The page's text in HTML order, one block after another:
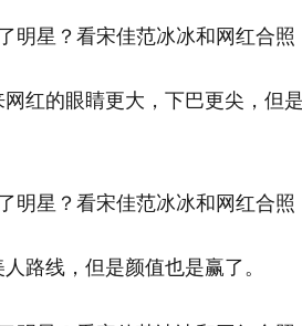
红的眼睛更大，下巴更尖，但
路线，但是颜值也是赢了。